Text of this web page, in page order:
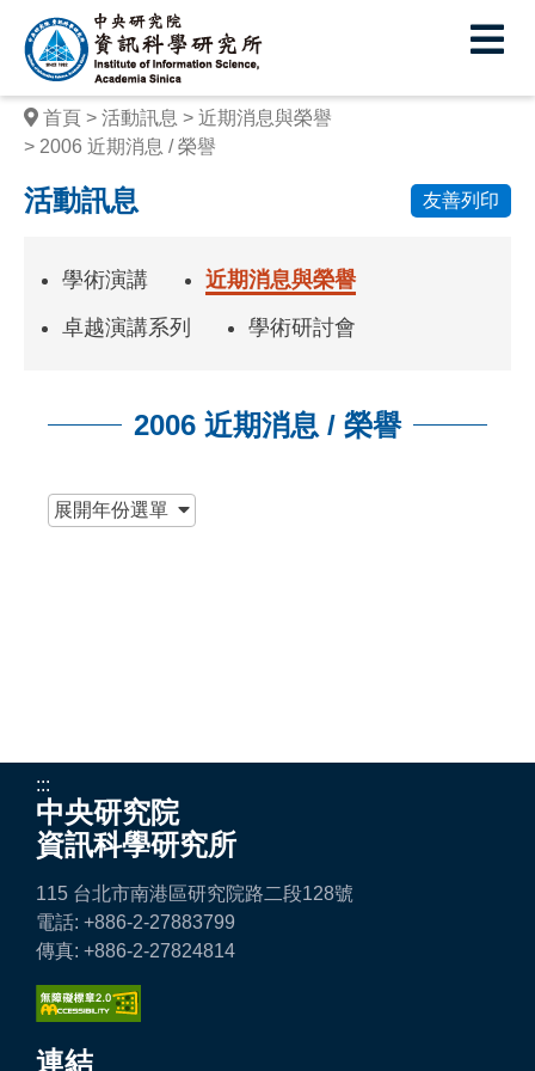
中
央
研
究
院
訊
科
所
首頁 活動訊息
近期消息與榮譽
2006 近期消息 / 榮譽
活動訊息 友善列印
學術演講
近期消息與榮譽
卓越演講系列
學術研討會
2006 近期消息 / 榮譽
展開年份選單
:::
中央研究院
資訊科學研究所
115 台北市南港區研究院路二段128號
電話: +886-2-27883799
傳真: +886-2-27824814
連結